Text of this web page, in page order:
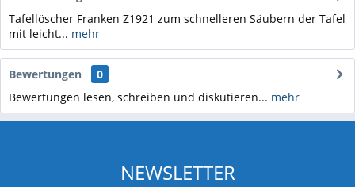
Tafellöscher Franken Z1921 zum schnelleren Säubern der Tafel
mit leicht... mehr
Bewertungen
0
Bewertungen lesen, schreiben und diskutieren... mehr
NEWSLETTER